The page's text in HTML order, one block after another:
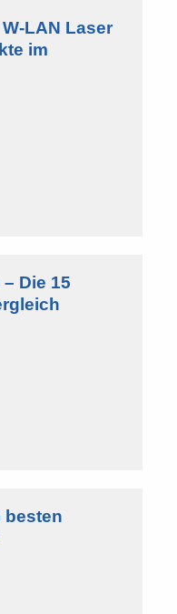
LAN Laser
im
Die 15
besten